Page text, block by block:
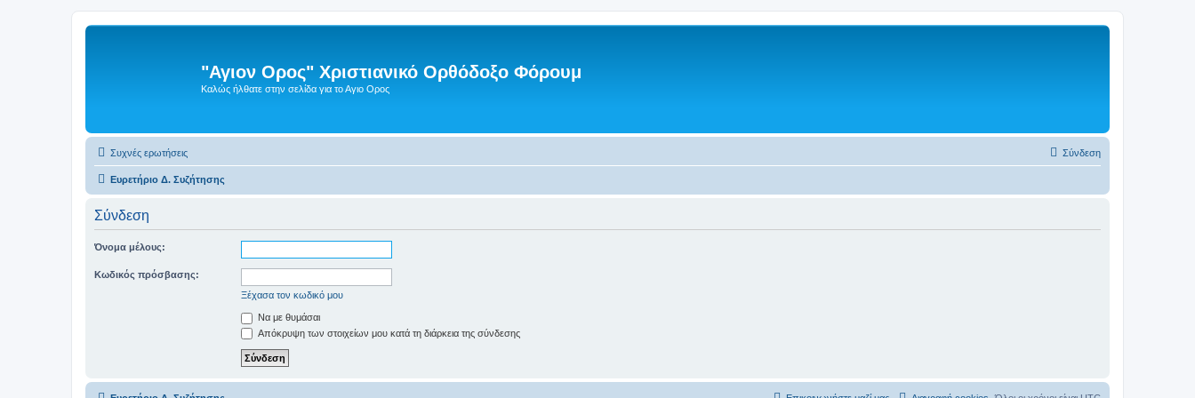
"Αγιον Ορος" Χριστιανικό Ορθόδοξο Φόρουμ
Καλώς ήλθατε στην σελίδα για το Αγιο Ορος
Συχνές ερωτήσεις Σύνδεση
Ευρετήριο Δ. Συζήτησης
Σύνδεση
Όνομα μέλους:
Κωδικός πρόσβασης:
Ξέχασα τον κωδικό μου
Να με θυμάσαι
Απόκρυψη των στοιχείων μου κατά τη διάρκεια της σύνδεσης